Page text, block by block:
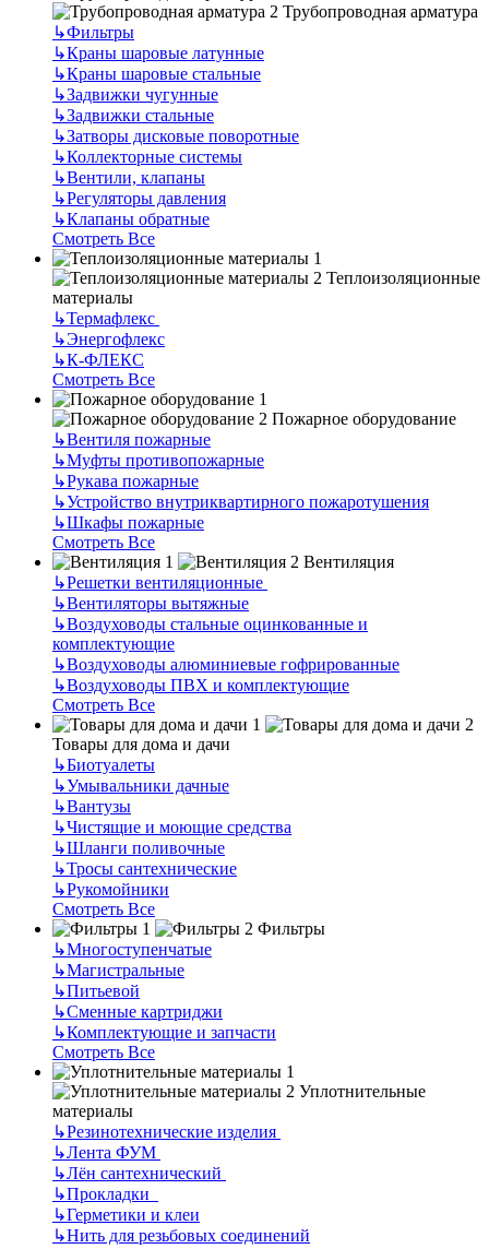
Трубопроводная арматура
↳Фильтры
↳Краны шаровые латунные
↳Краны шаровые стальные
↳Задвижки чугунные
↳Задвижки стальные
↳Затворы дисковые поворотные
↳Коллекторные системы
↳Вентили, клапаны
↳Регуляторы давления
↳Клапаны обратные
Смотреть Все
Теплоизоляционные
материалы
↳Термафлекс
↳Энергофлекс
↳К-ФЛЕКС
Смотреть Все
Пожарное оборудование
↳Вентиля пожарные
↳Муфты противопожарные
↳Рукава пожарные
↳Устройство внутриквартирного пожаротушения
↳Шкафы пожарные
Смотреть Все
Вентиляция
↳Решетки вентиляционные
↳Вентиляторы вытяжные
↳Воздуховоды стальные оцинкованные и
комплектующие
↳Воздуховоды алюминиевые гофрированные
↳Воздуховоды ПВХ и комплектующие
Смотреть Все
Товары для дома и дачи
↳Биотуалеты
↳Умывальники дачные
↳Вантузы
↳Чистящие и моющие средства
↳Шланги поливочные
↳Тросы сантехнические
↳Рукомойники
Смотреть Все
Фильтры
↳Многоступенчатые
↳Магистральные
↳Питьевой
↳Сменные картриджи
↳Комплектующие и запчасти
Смотреть Все
Уплотнительные
материалы
↳Резинотехнические изделия
↳Лента ФУМ
↳Лён сантехнический
↳Прокладки
↳Герметики и клеи
↳Нить для резьбовых соединений